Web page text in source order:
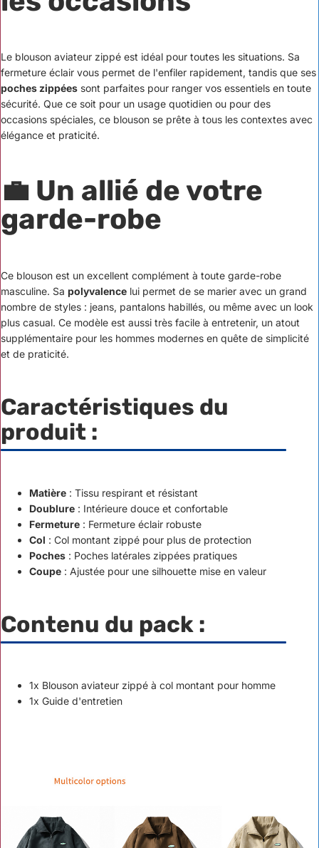
Le blouson aviateur zippé est idéal pour toutes les situations. Sa
fermeture éclair vous permet de l'enfiler rapidement, tandis que ses
poches zippées sont parfaites pour ranger vos essentiels en toute
sécurité. Que ce soit pour un usage quotidien ou pour des
occasions spéciales, ce blouson se prête à tous les contextes avec
élégance et praticité.
💼 Un allié de votre
garde-robe
Ce blouson est un excellent complément à toute garde-robe
masculine. Sa polyvalence lui permet de se marier avec un grand
nombre de styles : jeans, pantalons habillés, ou même avec un look
plus casual. Ce modèle est aussi très facile à entretenir, un atout
supplémentaire pour les hommes modernes en quête de simplicité
et de praticité.
Caractéristiques du
produit :
Matière : Tissu respirant et résistant
Doublure : Intérieure douce et confortable
Fermeture : Fermeture éclair robuste
Col : Col montant zippé pour plus de protection
Poches : Poches latérales zippées pratiques
Coupe : Ajustée pour une silhouette mise en valeur
Contenu du pack :
1x Blouson aviateur zippé à col montant pour homme
1x Guide d'entretien